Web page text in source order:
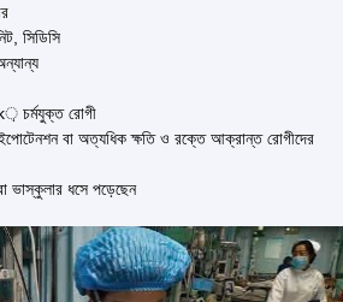
সিডিসি
চর্মযুক্ত রোগী
বা অত্যধিক ক্ষতি ও রক্তে আক্রান্ত রোগীদের
ভাস্কুলার ধসে পড়েছেন